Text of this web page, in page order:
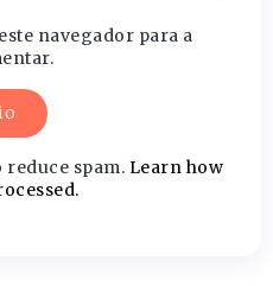
navegador para a
reduce spam. Learn how